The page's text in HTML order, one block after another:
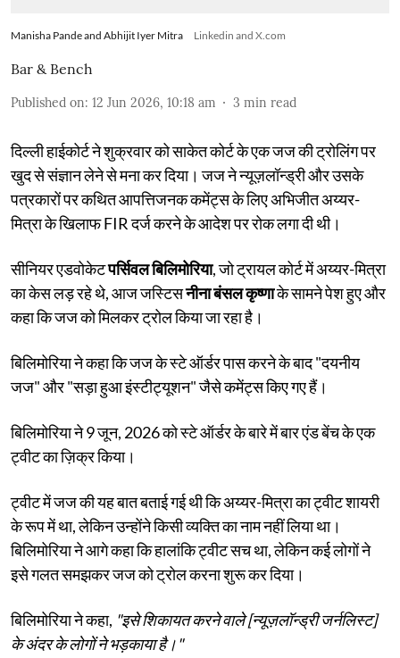
Manisha Pande and Abhijit Iyer Mitra Linkedin and X.com
Bar & Bench
Published on: 12 Jun 2026, 10:18 am 3 min read
दिल्ली हाईकोर्ट ने शुक्रवार को साकेत कोर्ट के एक जज की ट्रोलिंग पर
खुद से संज्ञान लेने से मना कर दिया। जज ने न्यूज़लॉन्ड्री और उसके
पत्रकारों पर कथित आपत्तिजनक कमेंट्स के लिए अभिजीत अय्यर-
मित्रा के खिलाफ FIR दर्ज करने के आदेश पर रोक लगा दी थी।
सीनियर एडवोकेटपर्सिवल बिलिमोरिया, जो ट्रायल कोर्ट में अय्यर-मित्रा
का केस लड़ रहे थे, आज जस्टिसनीना बंसल कृष्णाके सामने पेश हुए और
कहा कि जज को मिलकर ट्रोल किया जा रहा है।
बिलिमोरिया ने कहा कि जज के स्टे ऑर्डर पास करने के बाद "दयनीय
जज" और "सड़ा हुआ इंस्टीट्यूशन" जैसे कमेंट्स किए गए हैं।
बिलिमोरिया ने 9 जून, 2026 को स्टे ऑर्डर के बारे में बार एंड बेंच के एक
ट्वीट का ज़िक्र किया।
ट्वीट में जज की यह बात बताई गई थी कि अय्यर-मित्रा का ट्वीट शायरी
के रूप में था, लेकिन उन्होंने किसी व्यक्ति का नाम नहीं लिया था।
बिलिमोरिया ने आगे कहा कि हालांकि ट्वीट सच था, लेकिन कई लोगों ने
इसे गलत समझकर जज को ट्रोल करना शुरू कर दिया।
बिलिमोरिया ने कहा, "इसे शिकायत करने वाले [न्यूज़लॉन्ड्री जर्नलिस्ट]
के अंदर के लोगों ने भड़काया है।"